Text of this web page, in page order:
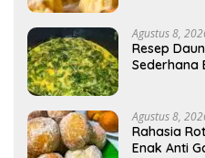
Agustus 8,
Resep
Sederhana
Agustus 8,
Rahasia
Enak Anti